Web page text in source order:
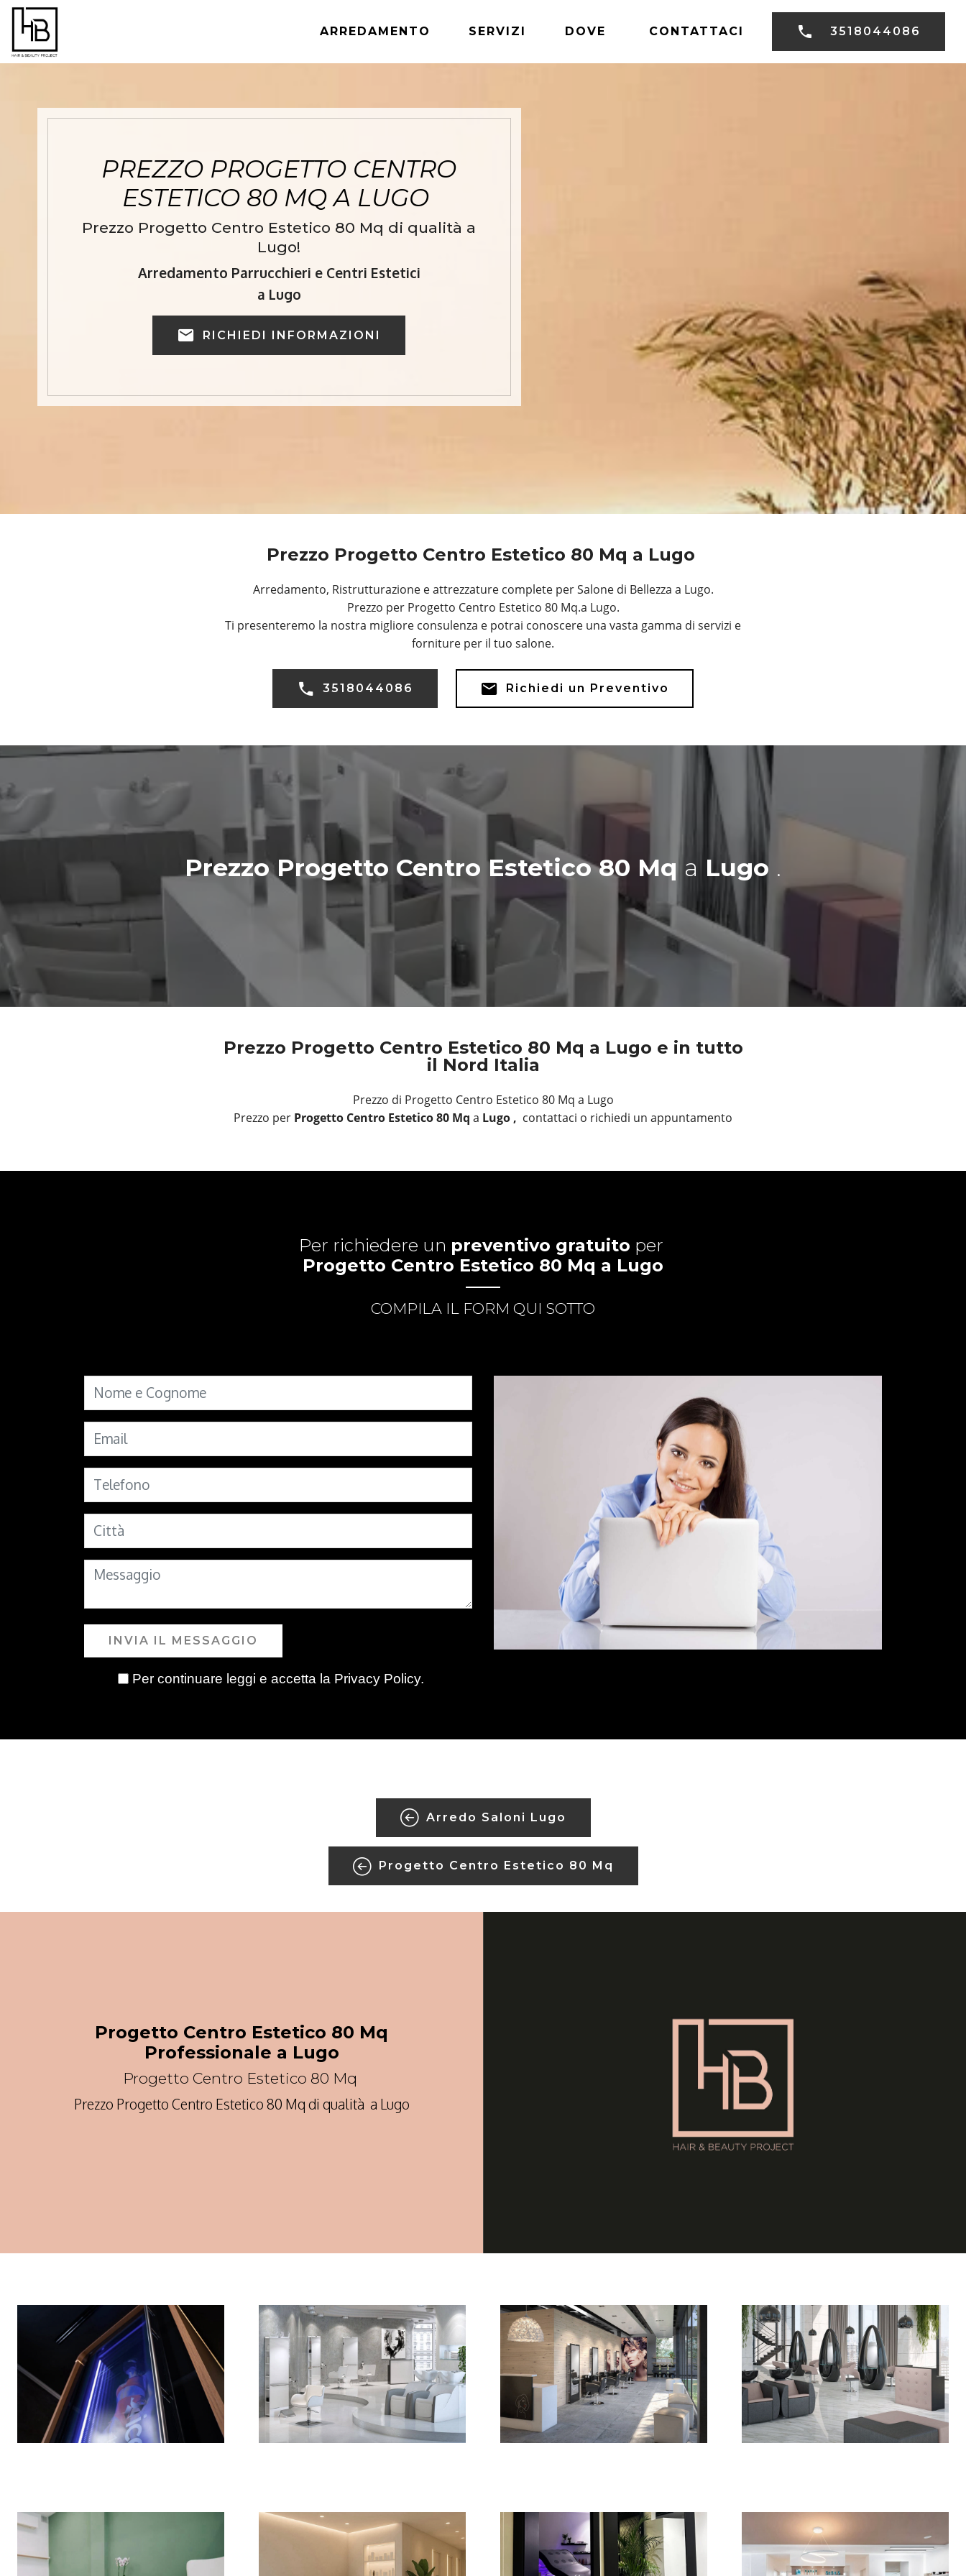
ARREDAMENTO SERVIZI DOVE CONTATTACI 3518044086
PREZZO PROGETTO CENTRO
ESTETICO 80 MQ A LUGO
Prezzo Progetto Centro Estetico 80 Mq di qualità a
Lugo!
Arredamento Parrucchieri e Centri Estetici
a Lugo
RICHIEDI INFORMAZIONI
Prezzo Progetto Centro Estetico 80 Mq a Lugo
Arredamento, Ristrutturazione e attrezzature complete per Salone di Bellezza a Lugo.
Prezzo per Progetto Centro Estetico 80 Mq.a Lugo.
Ti presenteremo la nostra migliore consulenza e potrai conoscere una vasta gamma di servizi e
forniture per il tuo salone.
3518044086 Richiedi un Preventivo
Prezzo Progetto Centro Estetico 80 Mq a Lugo .
Prezzo Progetto Centro Estetico 80 Mq a Lugo e in tutto
il Nord Italia
Prezzo di Progetto Centro Estetico 80 Mq a Lugo
Prezzo per Progetto Centro Estetico 80 Mq a Lugo , contattaci o richiedi un appuntamento
Per richiedere un preventivo gratuito per
Progetto Centro Estetico 80 Mq a Lugo
COMPILA IL FORM QUI SOTTO
INVIA IL MESSAGGIO
Per continuare leggi e accetta la Privacy Policy.
Arredo Saloni Lugo
Progetto Centro Estetico 80 Mq
Progetto Centro Estetico 80 Mq
Professionale a Lugo
Progetto Centro Estetico 80 Mq
Prezzo Progetto Centro Estetico 80 Mq di qualità a Lugo